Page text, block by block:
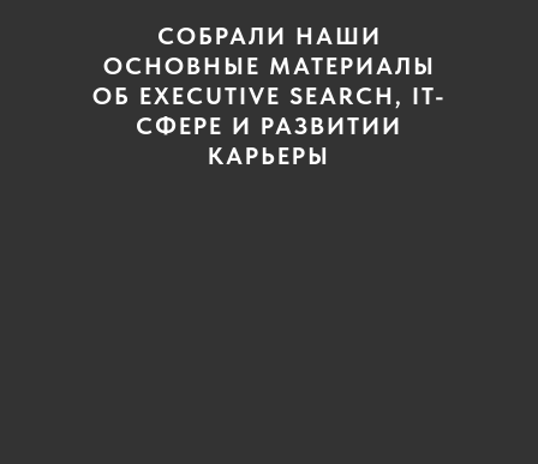
СОБРАЛИ НАШИ
ОСНОВНЫЕ МАТЕРИАЛЫ
ОБ EXECUTIVE SEARCH, IT-
СФЕРЕ И РАЗВИТИИ
КАРЬЕРЫ